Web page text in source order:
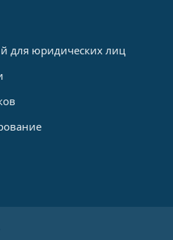
для юридических лиц